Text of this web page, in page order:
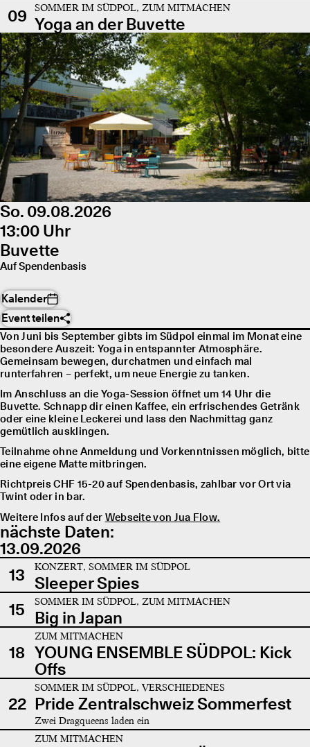
09
SOMMER IM SÜDPOL, ZUM MITMACHEN
Yoga an der Buvette
So. 09.08.2026
13:00 Uhr
Buvette
Auf Spendenbasis
Kalender
Event teilen
Von Juni bis September gibts im Südpol einmal im Monat eine
besondere Auszeit: Yoga in entspannter Atmosphäre.
Gemeinsam bewegen, durchatmen und einfach mal
runterfahren – perfekt, um neue Energie zu tanken.
Im Anschluss an die Yoga-Session öffnet um 14 Uhr die
Buvette. Schnapp dir einen Kaffee, ein erfrischendes Getränk
oder eine kleine Leckerei und lass den Nachmittag ganz
gemütlich ausklingen.
Teilnahme ohne Anmeldung und Vorkenntnissen möglich, bitte
eine eigene Matte mitbringen.
Richtpreis CHF 15-20 auf Spendenbasis, zahlbar vor Ort via
Twint oder in bar.
Weitere Infos auf der Webseite von Jua Flow.
nächste Daten:
13.09.2026
13
KONZERT, SOMMER IM SÜDPOL
Sleeper Spies
15
SOMMER IM SÜDPOL, ZUM MITMACHEN
Big in Japan
18
ZUM MITMACHEN
YOUNG ENSEMBLE SÜDPOL: Kick
Offs
22
SOMMER IM SÜDPOL, VERSCHIEDENES
Pride Zentralschweiz Sommerfest
Zwei Dragqueens laden ein
ZUM MITMACHEN